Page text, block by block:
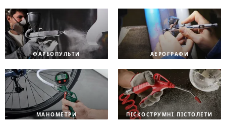
ФАРБОПУЛЬТИ АЕРОГРАФИ
МАНОМЕТРИ ПІСКОСТРУМНІ ПІСТОЛЕТИ